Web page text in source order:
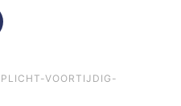
VOORTIJDIG-